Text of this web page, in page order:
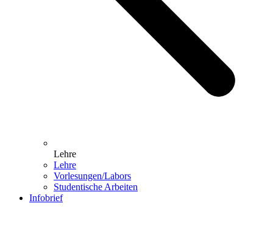
Lehre
Lehre
Vorlesungen/Labors
Studentische Arbeiten
Infobrief